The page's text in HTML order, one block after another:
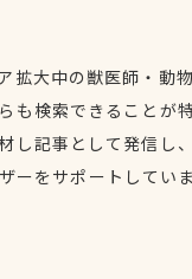
拡大中の獣医師・動
も検索できることが
し記事として発信し
ーをサポートしてい